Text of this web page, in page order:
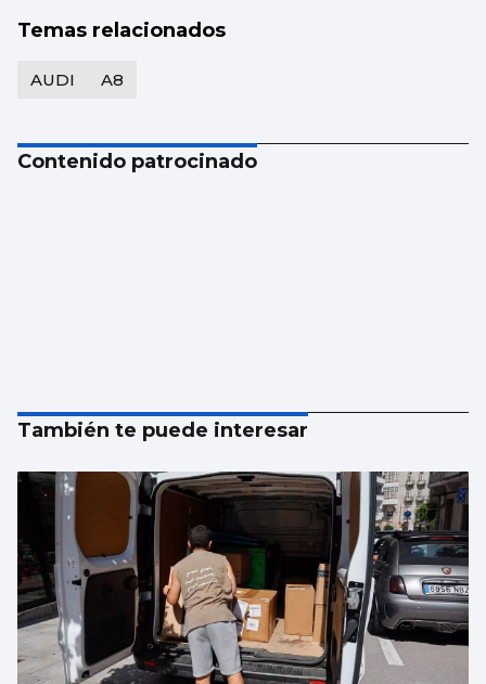
Temas relacionados
AUDI A8
Contenido patrocinado
También te puede interesar